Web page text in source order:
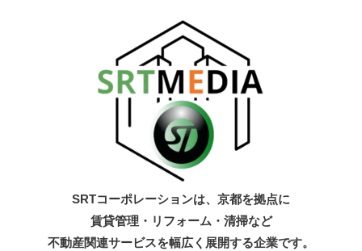
SRTコーポレーションは、京都を拠点に
賃貸管理・リフォーム・清掃など
不動産関連サービスを幅広く展開する企業です。